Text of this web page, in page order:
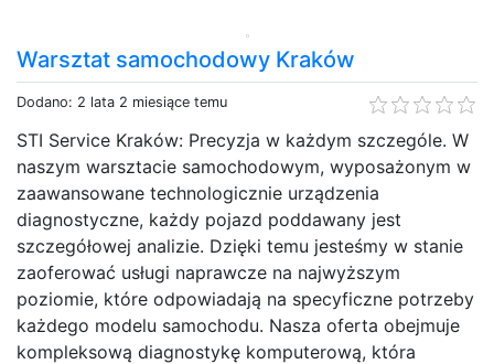
Warsztat samochodowy Kraków
Dodano: 2 lata 2 miesiące temu
STI Service Kraków: Precyzja w każdym szczególe. W
naszym warsztacie samochodowym, wyposażonym w
zaawansowane technologicznie urządzenia
diagnostyczne, każdy pojazd poddawany jest
szczegółowej analizie. Dzięki temu jesteśmy w stanie
zaoferować usługi naprawcze na najwyższym
poziomie, które odpowiadają na specyficzne potrzeby
każdego modelu samochodu. Nasza oferta obejmuje
kompleksową diagnostykę komputerową, która